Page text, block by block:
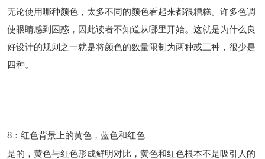
无论使用哪种颜色，太多不同的颜色看起来都很糟糕。许多色调
使眼睛感到困惑，因此读者不知道从哪里开始。这就是为什么良
好设计的规则之一就是将颜色的数量限制为两种或三种，很少是
四种。​​​​​​
8：红色背景上的黄色，蓝色和红色
是的，黄色与红色形成鲜明对比，黄色和红色根本不是吸引人的